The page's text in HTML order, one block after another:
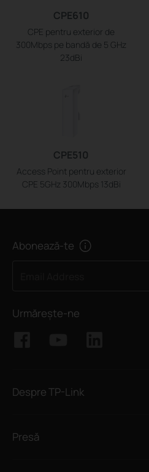
CPE610
CPE pentru exterior de
300Mbps pe bandă de 5 GHz
23dBi
CPE510
Access Point pentru exterior
CPE 5GHz 300Mbps 13dBi
Abonează-te
Urmărește-ne
Despre TP-Link
Presă